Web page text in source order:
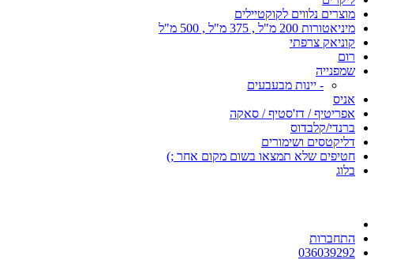
מוצרים נלווים לקוקטיילים
מיניאטורות 200 מ"ל , 375 מ"ל , 500 מ"ל
קוניאק צרפתי
רום
שמפנייה
- יינות מבעבעים
אניס
אפריטיף / דז'סטיף / סאקה
ברנדי/קלבדוס
דליקטסים ושימורים
חטיפים שלא תמצאו בשום מקום אחר ;)
בלוג
התחברות
036039292